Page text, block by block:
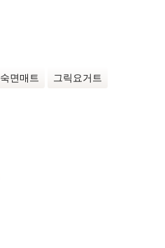
숙면매트 그릭요거트